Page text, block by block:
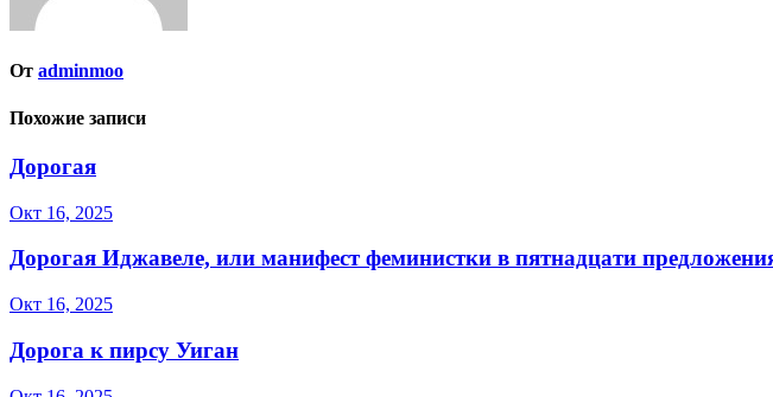
От adminmoo
Похожие записи
Дорогая
Окт 16, 2025
Дорогая Иджавеле, или манифест феминистки в пятнадцати
Окт 16, 2025
Дорога к пирсу Уиган